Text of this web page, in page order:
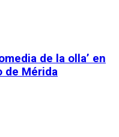
de la olla’ en
de Mérida